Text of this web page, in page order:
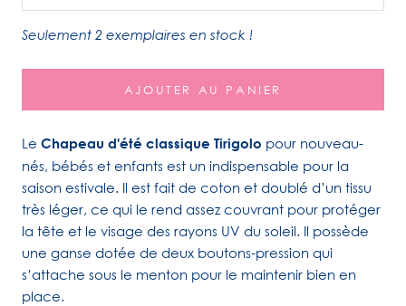
Seulement 2 exemplaires en stock !
AJOUTER AU PANIER
Le Chapeau d'été classique Tirigolo pour nouveau-
nés, bébés et enfants est un indispensable pour la
saison estivale. Il est fait de coton et doublé d’un tissu
très léger, ce qui le rend assez couvrant pour protéger
la tête et le visage des rayons UV du soleil. Il possède
une ganse dotée de deux boutons-pression qui
s’attache sous le menton pour le maintenir bien en
place.